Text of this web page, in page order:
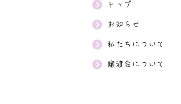
トップ
お知らせ
私たちについて
譲渡会について